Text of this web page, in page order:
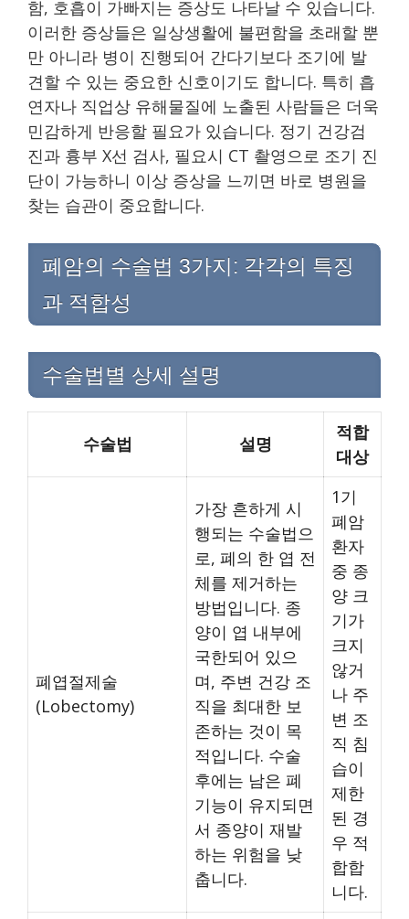
함, 호흡이 가빠지는 증상도 나타날 수 있습니다.
이러한 증상들은 일상생활에 불편함을 초래할 뿐
만 아니라 병이 진행되어 간다기보다 조기에 발
견할 수 있는 중요한 신호이기도 합니다. 특히 흡
연자나 직업상 유해물질에 노출된 사람들은 더욱
민감하게 반응할 필요가 있습니다. 정기 건강검
진과 흉부 X선 검사, 필요시 CT 촬영으로 조기 진
단이 가능하니 이상 증상을 느끼면 바로 병원을
찾는 습관이 중요합니다.
폐암의 수술법 3가지: 각각의 특징
과 적합성
수술법별 상세 설명
수술법 설명
적합
대상
폐엽절제술
(Lobectomy)
가장 흔하게 시
행되는 수술법으
로, 폐의 한 엽 전
체를 제거하는
방법입니다. 종
양이 엽 내부에
국한되어 있으
며, 주변 건강 조
직을 최대한 보
존하는 것이 목
적입니다. 수술
후에는 남은 폐
기능이 유지되면
서 종양이 재발
하는 위험을 낮
춥니다.
1기
폐암
환자
중 종
양 크
기가
크지
않거
나 주
변 조
직 침
습이
제한
된 경
우 적
합합
니다.